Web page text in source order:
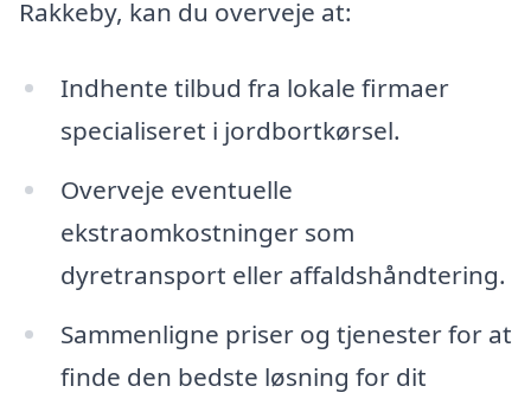
Rakkeby, kan du overveje at:
Indhente tilbud fra lokale firmaer
specialiseret i jordbortkørsel.
Overveje eventuelle
ekstraomkostninger som
dyretransport eller affaldshåndtering.
Sammenligne priser og tjenester for at
finde den bedste løsning for dit